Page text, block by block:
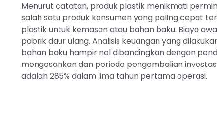
Menurut catatan, produk plastik menikmati
salah satu produk konsumen yang paling cepat
plastik untuk kemasan atau bahan baku. Biaya
pabrik daur ulang. Analisis keuangan yang
bahan baku hampir nol dibandingkan dengan
mengesankan dan periode pengembalian
adalah 285% dalam lima tahun pertama operasi.